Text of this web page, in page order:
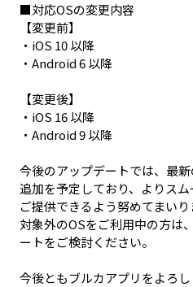
■対応OSの変更内容
【変更前】
・iOS 10 以降
・Android 6 以降
【変更後】
・iOS 16 以降
・Android 9 以降
今後のアップデートでは、最
追加を予定しており、よりス
ご提供できるよう努めてまいり
対象外のOSをご利用中の方は
ートをご検討ください。
今後ともブルカアプリをよろし